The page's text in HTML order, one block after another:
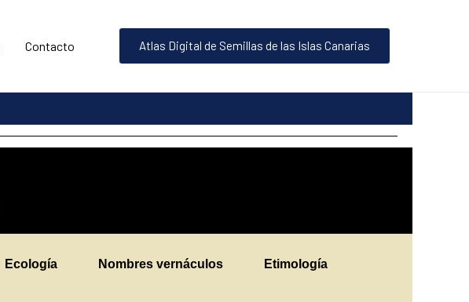
Contacto Atlas Digital de Semillas de las Islas Canarias
Ecología Nombres vernáculos Etimología